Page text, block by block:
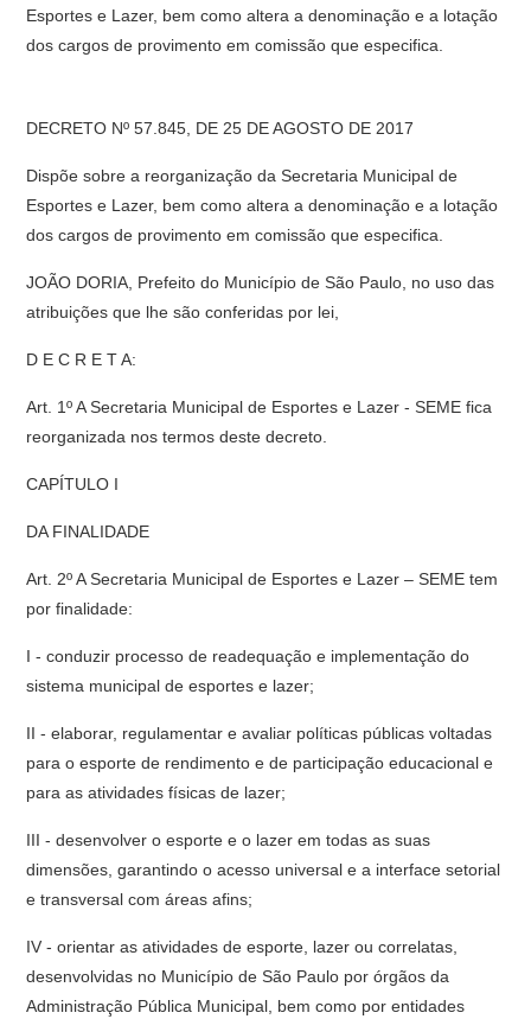
Esportes e Lazer, bem como altera a denominação e a lotação
dos cargos de provimento em comissão que especifica.
DECRETO Nº 57.845, DE 25 DE AGOSTO DE 2017
Dispõe sobre a reorganização da Secretaria Municipal de
Esportes e Lazer, bem como altera a denominação e a lotação
dos cargos de provimento em comissão que especifica.
JOÃO DORIA, Prefeito do Município de São Paulo, no uso das
atribuições que lhe são conferidas por lei,
D E C R E T A:
Art. 1º A Secretaria Municipal de Esportes e Lazer - SEME fica
reorganizada nos termos deste decreto.
CAPÍTULO I
DA FINALIDADE
Art. 2º A Secretaria Municipal de Esportes e Lazer – SEME tem
por finalidade:
I - conduzir processo de readequação e implementação do
sistema municipal de esportes e lazer;
II - elaborar, regulamentar e avaliar políticas públicas voltadas
para o esporte de rendimento e de participação educacional e
para as atividades físicas de lazer;
III - desenvolver o esporte e o lazer em todas as suas
dimensões, garantindo o acesso universal e a interface setorial
e transversal com áreas afins;
IV - orientar as atividades de esporte, lazer ou correlatas,
desenvolvidas no Município de São Paulo por órgãos da
Administração Pública Municipal, bem como por entidades